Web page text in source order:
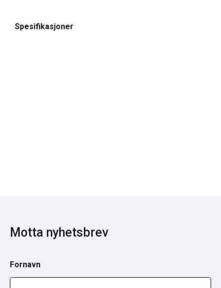
Spesifikasjoner
Motta nyhetsbrev
Fornavn